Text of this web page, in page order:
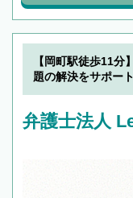
【岡町駅徒歩11分
題の解決をサポー
弁護士法人